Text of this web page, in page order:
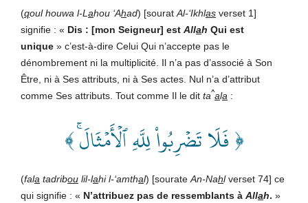
(qoul houwa l-L ahou ‘Ahad) [sourat Al-‘Ikhlas verset 1]
signifie : « Dis : [mon Seigneur] est Allah Qui est
unique » c’est-à-dire Celui Qui n’accepte pas le
dénombrement ni la multiplicité. Il n’a pas d’associé à Son
Être, ni à Ses attributs, ni à Ses actes. Nul n’a d’attribut
comme Ses attributs. Tout comme Il le dit ta^ala :
﴿ فَلَا تَضۡرِبُواْ لِلَّهِ ٱلۡأَمۡثَالَۚ ﴾
(fala tadribou lil-lahi l-‘amthal) [sourate An-Nahlverset 74] ce
qui signifie : « N’attribuez pas de ressemblants à Allah. »